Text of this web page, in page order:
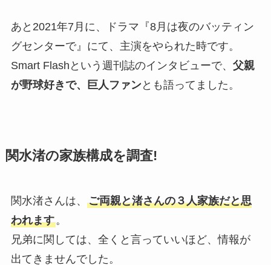
あと2021年7月に、ドラマ『8月は夜のバッティン
グセンターで』にて、主演をやられた時です。
Smart Flashという週刊誌のインタビューで、 父親
が野球好きで、巨人ファンとも語ってました。
関水渚の家族構成を調査!
関水渚さんは、 ご両親と渚さんの３人家族だと思
われます。
兄弟に関しては、全くと言っていいほど、情報が
出てきませんでした。